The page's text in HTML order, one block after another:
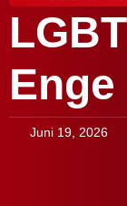
Enge
Juni 19, 2026